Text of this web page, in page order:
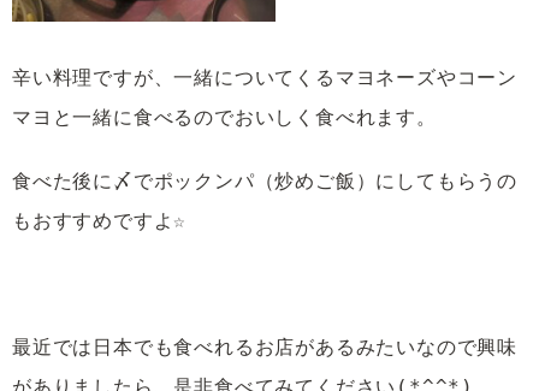
辛い料理ですが、一緒についてくるマヨネーズやコーン
マヨと一緒に食べるのでおいしく食べれます。
食べた後に〆でポックンパ（炒めご飯）にしてもらうの
もおすすめですよ☆
最近では日本でも食べれるお店があるみたいなので興味